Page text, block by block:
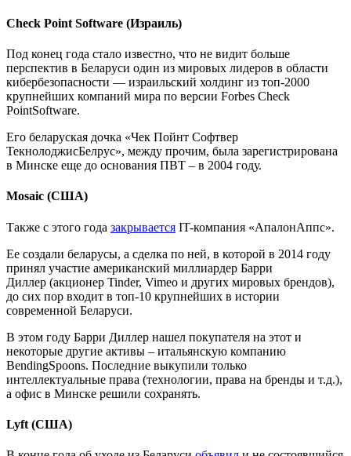
Check Point Software (Израиль)
Под конец года стало известно, что не видит больше
перспектив в Беларуси один из мировых лидеров в области
кибербезопасности — израильский холдинг из топ-2000
крупнейших компаний мира по версии Forbes Check
PointSoftware.
Его беларуская дочка «Чек Пойнт Софтвер
ТекнолоджисБелрус», между прочим, была зарегистрирована
в Минске еще до основания ПВТ – в 2004 году.
Mosaic (США)
Также с этого года закрывается IT-компания «АпалонАппс».
Ее создали беларусы, а сделка по ней, в которой в 2014 году
принял участие американский миллиардер Барри
Диллер (акционер Tinder, Vimeo и других мировых брендов),
до сих пор входит в топ-10 крупнейших в истории
современной Беларуси.
В этом году Барри Диллер нашел покупателя на этот и
некоторые другие активы – итальянскую компанию
BendingSpoons. Последние выкупили только
интеллектуальные права (технологии, права на бренды и т.д.),
а офис в Минске решили сохранять.
Lyft (США)